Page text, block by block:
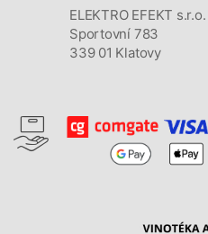
ELEKTRO EFEKT s.r.o.
Sportovní 783
339 01 Klatovy